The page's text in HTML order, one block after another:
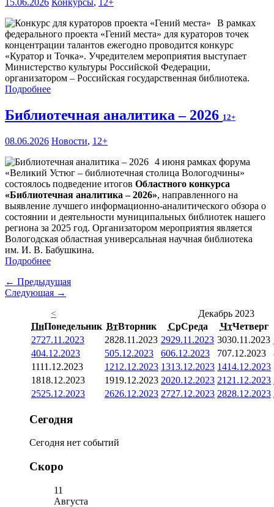
15.06.2026 Конкурсы,
12+
В рамках
федерального проекта «Гений места» для кураторов точек
концентрации талантов ежегодно проводится конкурс
«Куратор и Точка». Учредителем мероприятия выступает
Министерство культуры Российской Федерации,
организатором – Российская государственная библиотека.
Подробнее
Библиотечная аналитика – 2026 12+
08.06.2026 Новости, 12+
4 июня рамках форума
«Великий Устюг – библиотечная столица Вологодчины»
состоялось подведение итогов Областного конкурса
«Библиотечная аналитика – 2026», направленного на
выявление лучшего информационно-аналитического обзора о
состоянии и деятельности муниципальных библиотек нашего
региона за 2025 год. Организатором мероприятия является
Вологодская областная универсальная научная библиотека
им. И. В. Бабушкина.
Подробнее
← Предыдущая
Следующая →
<
Декабрь 2023
ПнПонедельник ВтВторник СрСреда ЧтЧетверг
2727.11.2023 2828.11.2023 2929.11.2023 3030.11.2023
404.12.2023 505.12.2023 606.12.2023 707.12.2023
1111.12.2023 1212.12.2023 1313.12.2023 1414.12.2023
1818.12.2023 1919.12.2023 2020.12.2023 21 21.12.2023
2525.12.2023 2626.12.2023 2727.12.2023 2828.12.2023
Сегодня
Сегодня нет событий
Скоро
11
Августа